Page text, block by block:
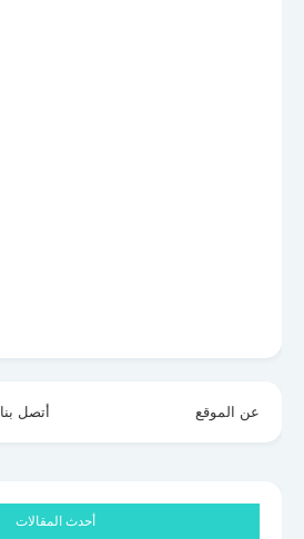
عن الموقع أتصل بنا
أحدث المقالات